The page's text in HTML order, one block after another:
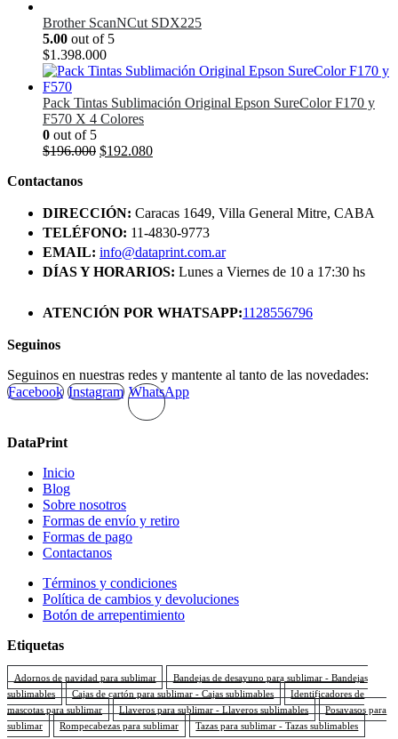
original
era:
$785.000.
actual
Brother ScanNCut SDX225
5.00 out of 5
$1.398.000
Pack Tintas Sublimación Original Epson SureColor F170 y
F570 X 4 Colores
0 out of 5
$196.000 El
$196.000.
$192.080El
$192.080.
Contactanos
DIRECCIÓN: Caracas 1649, Villa General Mitre, CABA
TELÉFONO: 11-4830-9773
EMAIL: info@dataprint.com.ar
DÍAS Y HORARIOS: Lunes a Viernes de 10 a 17:30 hs
ATENCIÓN POR WHATSAPP:1128556796
Seguinos
Seguinos en nuestras redes y mantente al tanto de las novedades:
Facebook Instagram WhatsApp
DataPrint
Inicio
Blog
Sobre nosotros
Formas de envío y retiro
Formas de pago
Contactanos
Términos y condiciones
Política de cambios y devoluciones
Botón de arrepentimiento
Etiquetas
Adornos de navidad para sublimar
Bandejas de desayuno para sublimar - Bandejas
sublimables
Cajas de cartón para sublimar - Cajas sublimables
Identificadores de
mascotas para sublimar
Llaveros para sublimar - Llaveros sublimables
Posavasos para
sublimar
Rompecabezas para sublimar Tazas para sublimar - Tazas sublimables